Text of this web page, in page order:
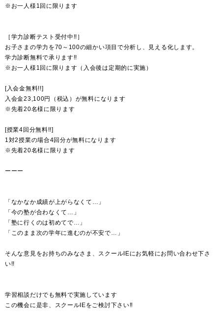
※お一人様1回に限ります
［学力診断テスト受付中!!］
お子さまの学力を70～100の細かい項目で分析し、見える化します。
学力診断無料で承ります!!
※お一人様1回に限ります（入会後は定期的に実施）
[入会金無料!!]
入会金23,100円（税込）が無料になります
※先着20名様に限ります
[授業4回分無料!!]
1対2授業の場合4回分が無料になります
※先着20名様に限ります
ーーー
「なかなか成績が上がらなくて…」
「今の塾が合わなくて…」
「塾に行くのは初めてで…」
「このまま次の学年に進むのが不安で…」
そんな意見をお持ちのみなさま、スクールIEにお気軽にお問い合わせ下さ
い!!
学習相談だけでも無料で実施しています
この機会に是非、スクールIEをご検討下さい‼